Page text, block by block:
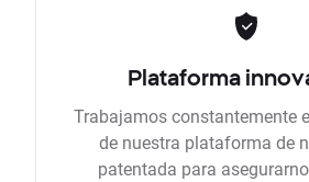
Plataforma
Trabajamos constantemente
de nuestra plataforma de
patentada para